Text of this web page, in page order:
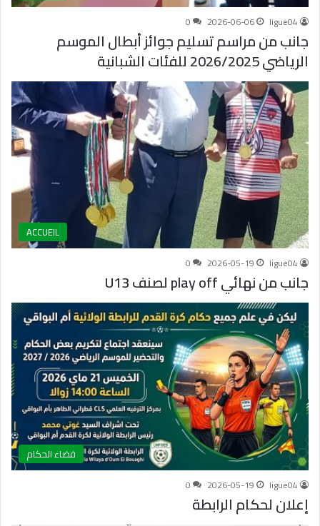
ligue04
2026-06-06
0
جانب من مراسم تسليم جوائز أبطال الموسم
الرياضي 2026/2025 للفئات الشبانية
ACCUEIL
ligue04
2026-05-19
0
جانب من نهائي play off لصنف U13
فضاء الحكام
ligue04
2026-05-19
0
إعلان لحكام الرابطة